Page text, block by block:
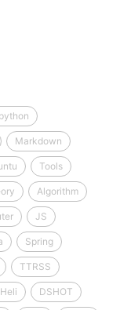
python
Markdown
Tools
Algorithm
JS
Spring
TTRSS
DSHOT